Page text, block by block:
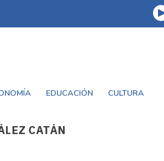
EDUCACIÓN CULTURA
CATÁN